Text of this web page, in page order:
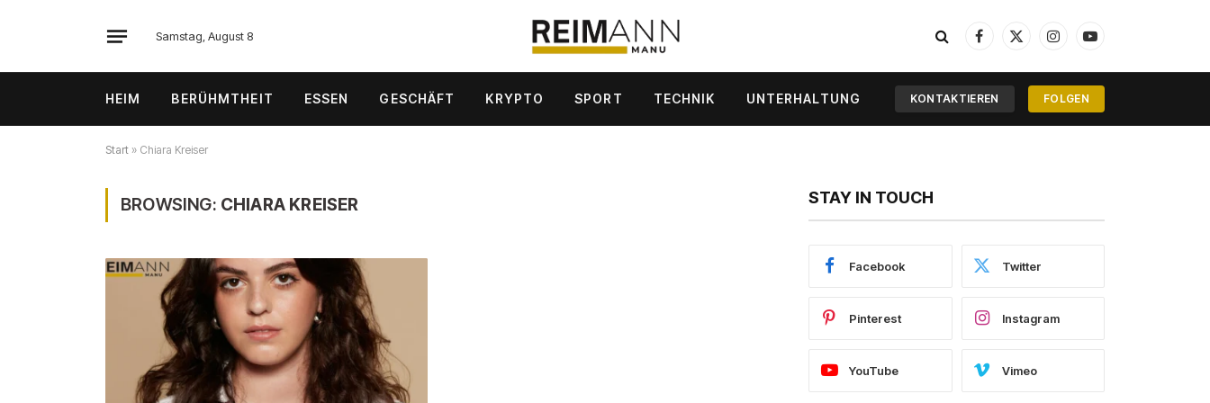
Samstag, August 8
Facebook
X
InstagramYouTube
HEIM BERÜHMTHEIT ESSEN GESCHÄFT KRYPTO SPORT TECHNIK UNTERHALTUNG KONTAKTIEREN FOLGEN
Start » Chiara Kreiser
BROWSING: CHIARA KREISER STAY IN TOUCH
Facebook Twitter
Pinterest Instagram
YouTube Vimeo